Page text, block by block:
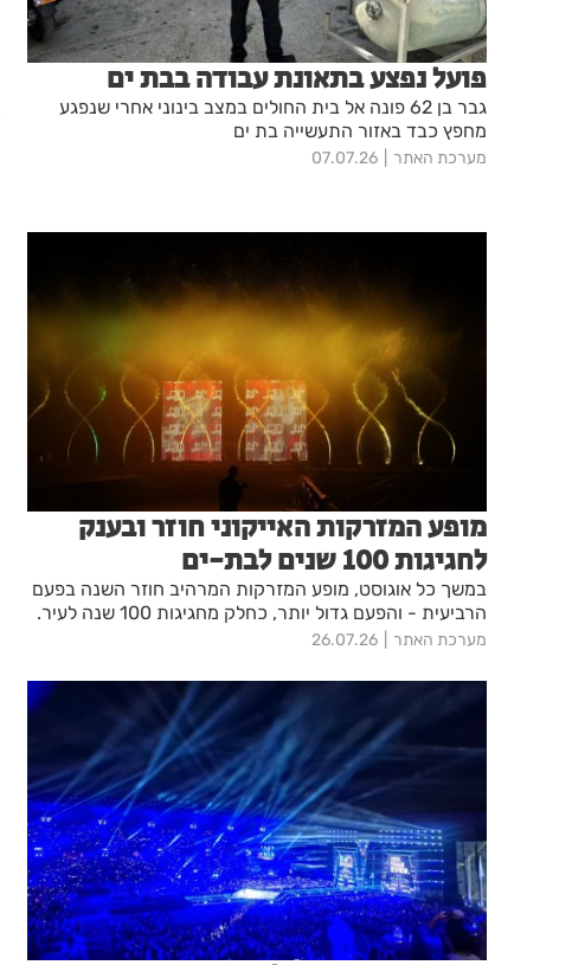
פועל נפצע בתאונת עבודה בבת ים
גבר בן 62 פונה אל בית החולים במצב בינוני אחרי שנפגע
מחפץ כבד באזור התעשייה בת ים
מערכת האתר 07.07.26
מופע המזרקות האייקוני חוזר ובענק
לחגיגות 100 שנים לבת-ים
במשך כל אוגוסט, מופע המזרקות המרהיב חוזר השנה בפעם
הרביעית - והפעם גדול יותר, כחלק מחגיגות 100 שנה לעיר.
מערכת האתר 26.07.26